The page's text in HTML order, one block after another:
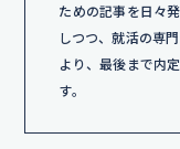
ための記事を日々
しつつ、就活の専
より、最後まで内
す。